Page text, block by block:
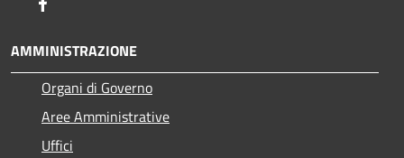
AMMINISTRAZIONE
Organi di Governo
Aree Amministrative
Uffici